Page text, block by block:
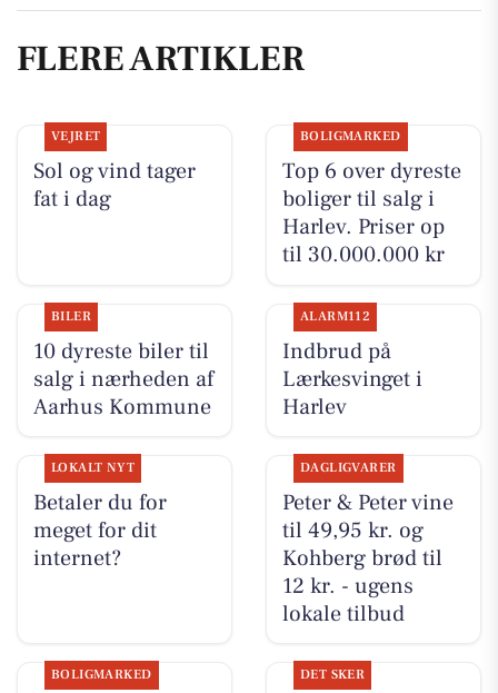
FLERE ARTIKLER
VEJRET
Sol og vind tager
fat i dag
BOLIGMARKED
Top 6 over dyreste
boliger til salg i
Harlev. Priser op
til 30.000.000 kr
BILER
10 dyreste biler til
salg i nærheden af
Aarhus Kommune
ALARM112
Indbrud på
Lærkesvinget i
Harlev
LOKALT NYT
Betaler du for
meget for dit
internet?
DAGLIGVARER
Peter & Peter vine
til 49,95 kr. og
Kohberg brød til
12 kr. - ugens
lokale tilbud
BOLIGMARKED DET SKER